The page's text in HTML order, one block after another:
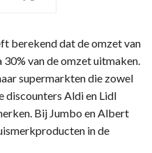
berekend dat de omzet van
van de omzet uitmaken.
supermarkten die zowel
discounters Aldi en Lidl
Bij Jumbo en Albert
in de